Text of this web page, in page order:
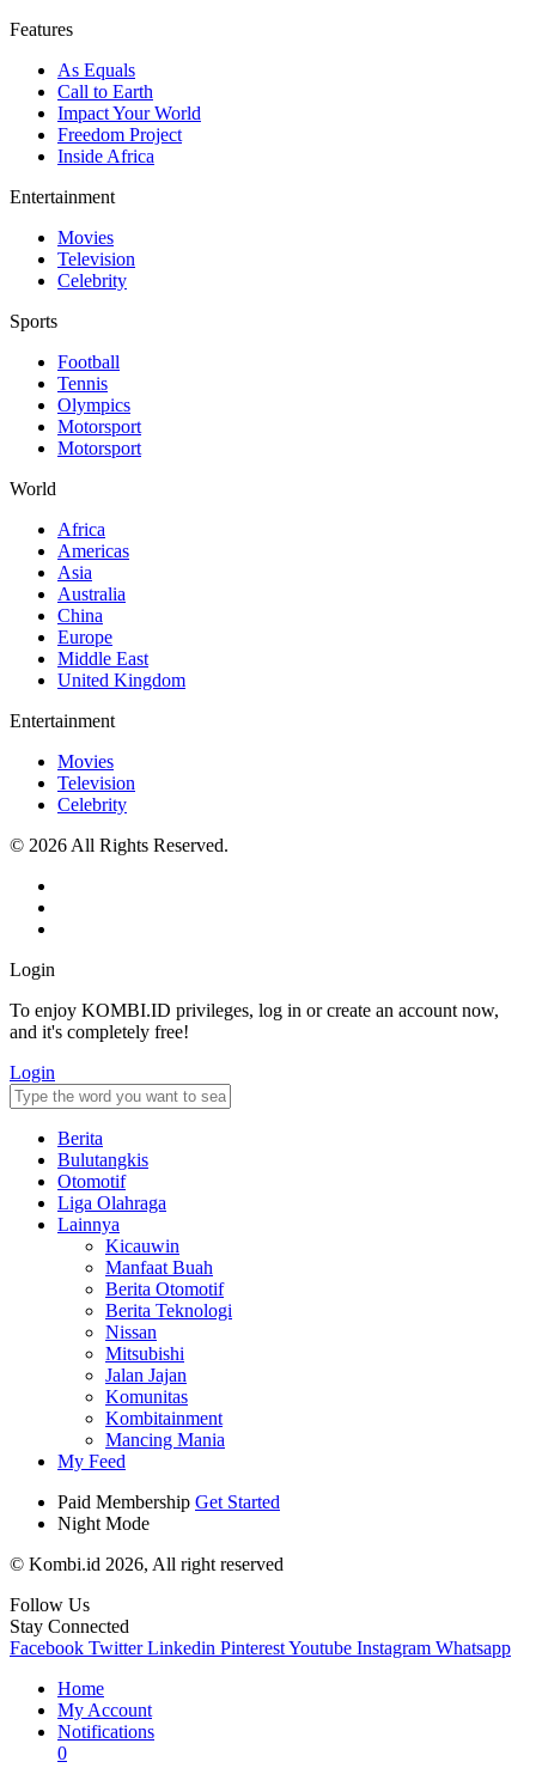
Features
As Equals
Call to Earth
Impact Your World
Freedom Project
Inside Africa
Entertainment
Movies
Television
Celebrity
Sports
Football
Tennis
Olympics
Motorsport
Motorsport
World
Africa
Americas
Asia
Australia
China
Europe
Middle East
United Kingdom
Entertainment
Movies
Television
Celebrity
© 2026 All Rights Reserved.
Login
To enjoy KOMBI.ID privileges, log in or create an account now,
and it's completely free!
Login
Berita
Bulutangkis
Otomotif
Liga Olahraga
Lainnya
Kicauwin
Manfaat Buah
Berita Otomotif
Berita Teknologi
Nissan
Mitsubishi
Jalan Jajan
Komunitas
Kombitainment
Mancing Mania
My Feed
Paid Membership Get Started
Night Mode
© Kombi.id 2026, All right reserved
Follow Us
Stay Connected
Facebook Twitter Linkedin PinterestYoutube Instagram Whatsapp
Home
My Account
Notifications
0